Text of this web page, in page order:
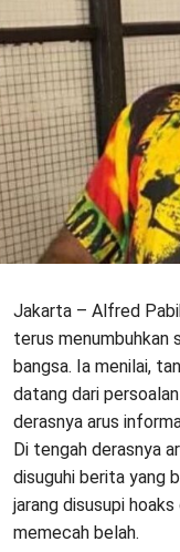
Jakarta – Alfred
terus menumbuhkan
bangsa. Ia menilai,
datang dari
derasnya arus
Di tengah derasnya
disuguhi berita yang
jarang disusupi
memecah belah.